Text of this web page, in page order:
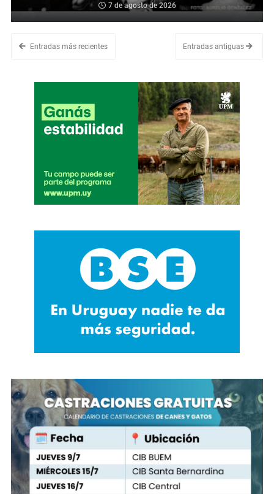
7 de agosto de 2026
Entradas más recientes Entradas antiguas